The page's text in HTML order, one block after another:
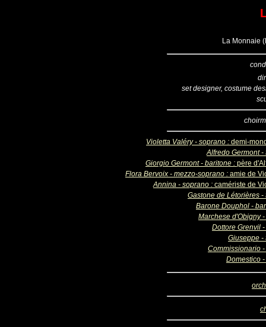
La Monnaie
set designer, costume
Violetta Valéry - soprano : demi-
Alfredo Germont -
Giorgio Germont - baritone : père
Flora Bervoix - mezzo-soprano : amie de
Annina - soprano : camériste de
Gastone de Létorières -
Barone Douphol -
Marchese d'Obigny
Dottore Grenvil
Giuseppe -
Commissionario
Domestico